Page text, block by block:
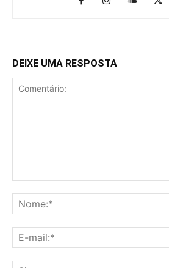
DEIXE UMA RESPOSTA